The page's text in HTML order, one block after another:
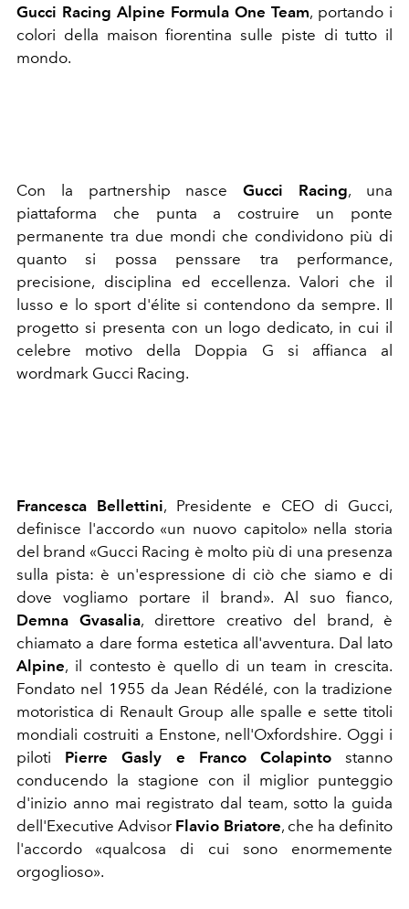
Gucci Racing Alpine Formula One Team, portando i
colori della maison fiorentina sulle piste di tutto il
mondo.
Con la partnership nasceGucci Racing, una
piattaforma che punta a costruire un ponte
permanente tra due mondi che condividono più di
quanto si possa penssare tra performance,
precisione, disciplina ed eccellenza. Valori che il
lusso e lo sport d'élite si contendono da sempre. Il
progetto si presenta con un logo dedicato, in cui il
celebre motivo della Doppia G si affianca al
wordmark Gucci Racing.
Francesca Bellettini, Presidente e CEO di Gucci,
definisce l'accordo «un nuovo capitolo» nella storia
del brand «Gucci Racing è molto più di una presenza
sulla pista: è un'espressione di ciò che siamo e di
dove vogliamo portare il brand». Al suo fianco,
Demna Gvasalia, direttore creativo del brand, è
chiamato a dare forma estetica all'avventura. Dal lato
Alpine, il contesto è quello di un team in crescita.
Fondato nel 1955 da Jean Rédélé, con la tradizione
motoristica di Renault Group alle spalle e sette titoli
mondiali costruiti a Enstone, nell'Oxfordshire. Oggi i
piloti Pierre Gasly e Franco Colapintostanno
conducendo la stagione con il miglior punteggio
d'inizio anno mai registrato dal team, sotto la guida
dell'Executive Advisor Flavio Briatore, che ha definito
l'accordo «qualcosa di cui sono enormemente
orgoglioso».